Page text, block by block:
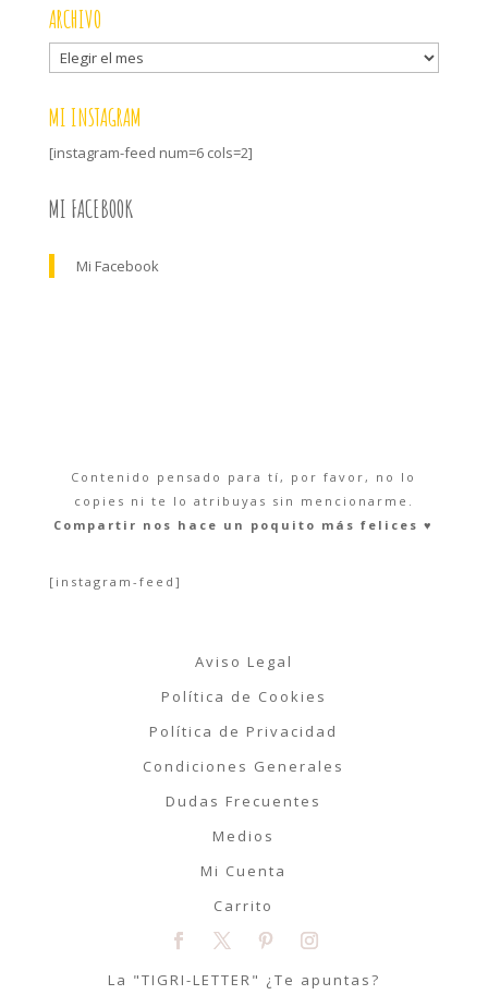
ARCHIVO
Archivo
MI INSTAGRAM
[instagram-feed num=6 cols=2]
MI FACEBOOK
Mi Facebook
Contenido pensado para tí, por favor, no lo
copies ni te lo atribuyas sin mencionarme.
Compartir nos hace un poquito más felices ♥︎
[instagram-feed]
Aviso Legal
Política de Cookies
Política de Privacidad
Condiciones Generales
Dudas Frecuentes
Medios
Mi Cuenta
Carrito
La "TIGRI-LETTER" ¿Te apuntas?